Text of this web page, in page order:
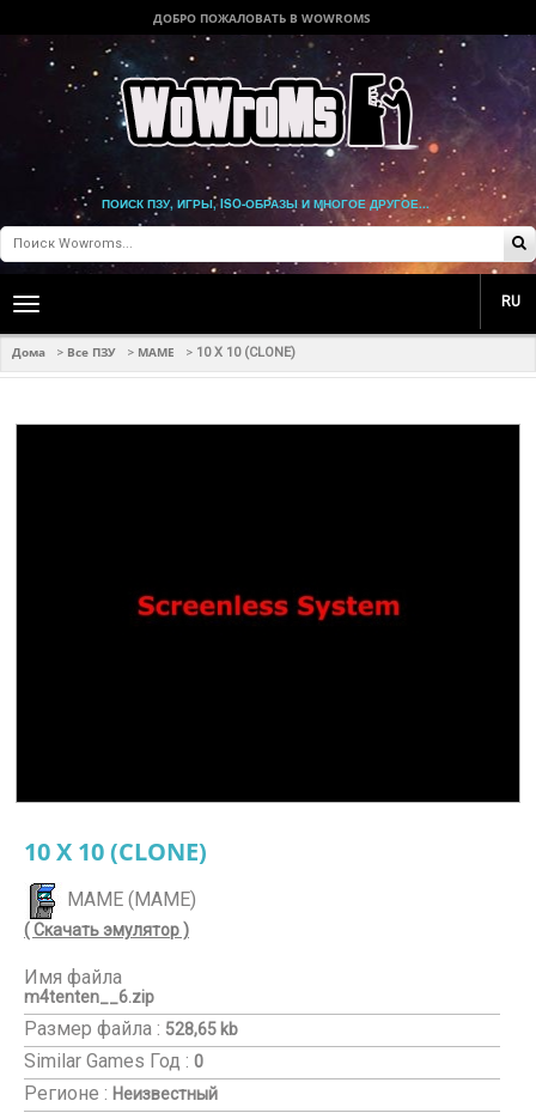
ДОБРО ПОЖАЛОВАТЬ В WOWROMS
ПОИСК ПЗУ, ИГРЫ, ISO-ОБРАЗЫ И МНОГОЕ ДРУГОЕ...
Toggle
navigation
RU
Дома > Все ПЗУ > MAME > 10 X 10 (CLONE)
10 X 10 (CLONE)
MAME (MAME)
( Скачать эмулятор )
Имя файла
m4tenten__6.zip
Размер файла : 528,65 kb
Similar Games Год : 0
Регионе : Неизвестный